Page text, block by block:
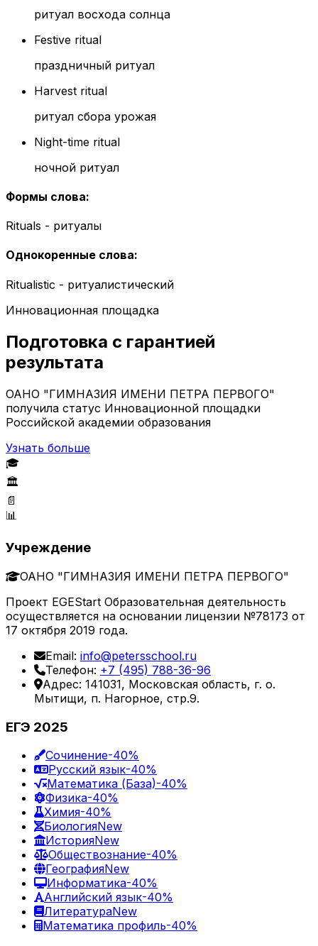
ритуал восхода солнца
Festive ritual
праздничный ритуал
Harvest ritual
ритуал сбора урожая
Night-time ritual
ночной ритуал
Формы слова:
Rituals - ритуалы
Однокоренные слова:
Ritualistic - ритуалистический
Инновационная площадка
Подготовка с гарантией
результата
ОАНО "ГИМНАЗИЯ ИМЕНИ ПЕТРА ПЕРВОГО"
получила статус Инновационной площадки
Российской академии образования
Узнать больше
🎓
🏛️
📄
📊
Учреждение
ОАНО "ГИМНАЗИЯ ИМЕНИ ПЕТРА ПЕРВОГО"
Проект EGEStart Образовательная деятельность
осуществляется на основании лицензии №78173 от
17 октября 2019 года.
Email: info@petersschool.ru
Телефон: +7 (495) 788-36-96
Адрес: 141031, Московская область, г. о.
Мытищи, п. Нагорное, стр.9.
ЕГЭ 2025
Сочинение-40%
Русский язык-40%
Математика (База)-40%
Физика-40%
Химия-40%
БиологияNew
ИсторияNew
Обществознание-40%
ГеографияNew
Информатика-40%
Английский язык-40%
ЛитератураNew
Математика профиль-40%